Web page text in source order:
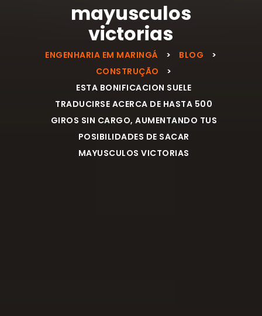
mayusculos
victorias
ENGENHARIA EM MARINGÁ > BLOG
>
CONSTRUÇÃO
>
ESTA BONIFICACION SUELE
TRADUCIRSE ACERCA DE HASTA 500
GIROS SIN CARGO, AUMENTANDO TUS
POSIBILIDADES DE SACAR
MAYUSCULOS VICTORIAS